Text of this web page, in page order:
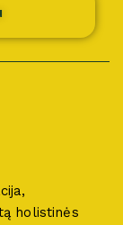
holistinės